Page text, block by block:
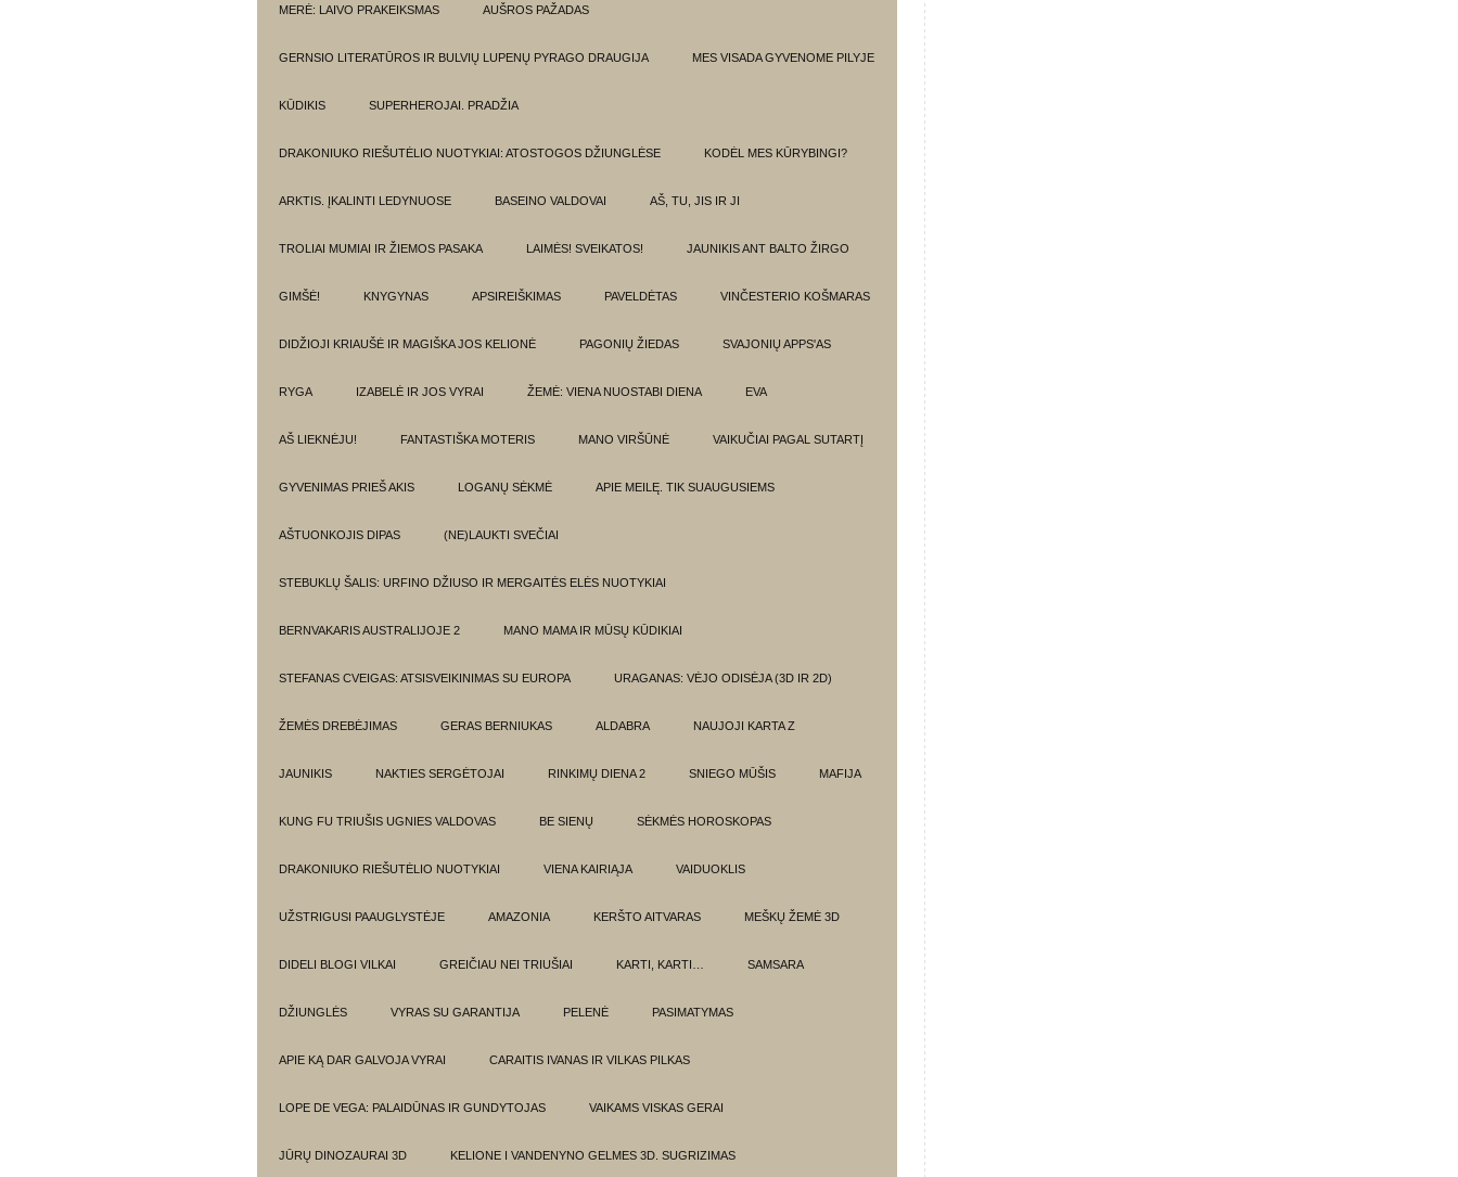
MERĖ: LAIVO PRAKEIKSMAS AUŠROS PAŽADAS
GERNSIO LITERATŪROS IR BULVIŲ LUPENŲ PYRAGO DRAUGIJA MES VISADA GYVENOME PILYJE
KŪDIKIS SUPERHEROJAI. PRADŽIA
DRAKONIUKO RIEŠUTĖLIO NUOTYKIAI: ATOSTOGOS DŽIUNGLĖSE KODĖL MES KŪRYBINGI?
ARKTIS. ĮKALINTI LEDYNUOSE BASEINO VALDOVAI AŠ, TU, JIS IR JI
TROLIAI MUMIAI IR ŽIEMOS PASAKA LAIMĖS! SVEIKATOS! JAUNIKIS ANT BALTO ŽIRGO
GIMŠĖ! KNYGYNAS APSIREIŠKIMAS PAVELDĖTAS VINČESTERIO KOŠMARAS
DIDŽIOJI KRIAUŠĖ IR MAGIŠKA JOS KELIONĖ PAGONIŲ ŽIEDAS SVAJONIŲ APPS'AS
RYGA IZABELĖ IR JOS VYRAI ŽEMĖ: VIENA NUOSTABI DIENA EVA
AŠ LIEKNĖJU! FANTASTIŠKA MOTERIS MANO VIRŠŪNĖ VAIKUČIAI PAGAL SUTARTĮ
GYVENIMAS PRIEŠ AKIS LOGANŲ SĖKMĖ APIE MEILĘ. TIK SUAUGUSIEMS
AŠTUONKOJIS DIPAS (NE)LAUKTI SVEČIAI
STEBUKLŲ ŠALIS: URFINO DŽIUSO IR MERGAITĖS ELĖS NUOTYKIAI
BERNVAKARIS AUSTRALIJOJE 2 MANO MAMA IR MŪSŲ KŪDIKIAI
STEFANAS CVEIGAS: ATSISVEIKINIMAS SU EUROPA URAGANAS: VĖJO ODISĖJA (3D IR 2D)
ŽEMĖS DREBĖJIMAS GERAS BERNIUKAS ALDABRA NAUJOJI KARTA Z
JAUNIKIS NAKTIES SERGĖTOJAI RINKIMŲ DIENA 2 SNIEGO MŪŠIS MAFIJA
KUNG FU TRIUŠIS UGNIES VALDOVAS BE SIENŲ SĖKMĖS HOROSKOPAS
DRAKONIUKO RIEŠUTĖLIO NUOTYKIAI VIENA KAIRIĄJA VAIDUOKLIS
UŽSTRIGUSI PAAUGLYSTĖJE AMAZONIA KERŠTO AITVARAS MEŠKŲ ŽEMĖ 3D
DIDELI BLOGI VILKAI GREIČIAU NEI TRIUŠIAI KARTI, KARTI… SAMSARA
DŽIUNGLĖS VYRAS SU GARANTIJA PELENĖ PASIMATYMAS
APIE KĄ DAR GALVOJA VYRAI CARAITIS IVANAS IR VILKAS PILKAS
LOPE DE VEGA: PALAIDŪNAS IR GUNDYTOJAS VAIKAMS VISKAS GERAI
JŪRŲ DINOZAURAI 3D KELIONE I VANDENYNO GELMES 3D. SUGRIZIMAS